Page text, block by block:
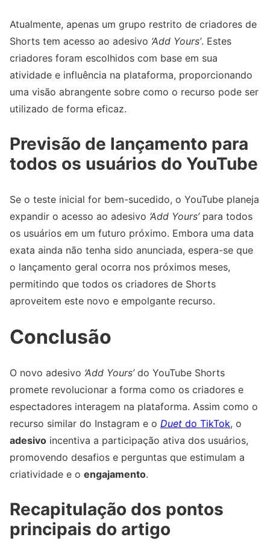
Atualmente, apenas um grupo restrito de criadores de
Shorts tem acesso ao adesivo ‘Add Yours’. Estes
criadores foram escolhidos com base em sua
atividade e influência na plataforma, proporcionando
uma visão abrangente sobre como o recurso pode ser
utilizado de forma eficaz.
Previsão de lançamento para
todos os usuários do YouTube
Se o teste inicial for bem-sucedido, o YouTube planeja
expandir o acesso ao adesivo ‘Add Yours’para todos
os usuários em um futuro próximo. Embora uma data
exata ainda não tenha sido anunciada, espera-se que
o lançamento geral ocorra nos próximos meses,
permitindo que todos os criadores de Shorts
aproveitem este novo e empolgante recurso.
Conclusão
O novo adesivo ‘Add Yours’do YouTube Shorts
promete revolucionar a forma como os criadores e
espectadores interagem na plataforma. Assim como o
recurso similar do Instagram e o Duet do TikTok, o
adesivo incentiva a participação ativa dos usuários,
promovendo desafios e perguntas que estimulam a
criatividade e o engajamento.
Recapitulação dos pontos
principais do artigo